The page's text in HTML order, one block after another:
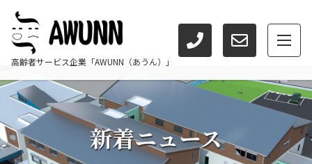
高齢者サービス企業「AWUNN（あうん）」
新着ニュース